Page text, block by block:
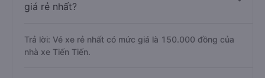
giá rẻ nhất?
Trả lời: Vé xe rẻ nhất có mức giá là 150.000 đồng của
nhà xe Tiến Tiến.